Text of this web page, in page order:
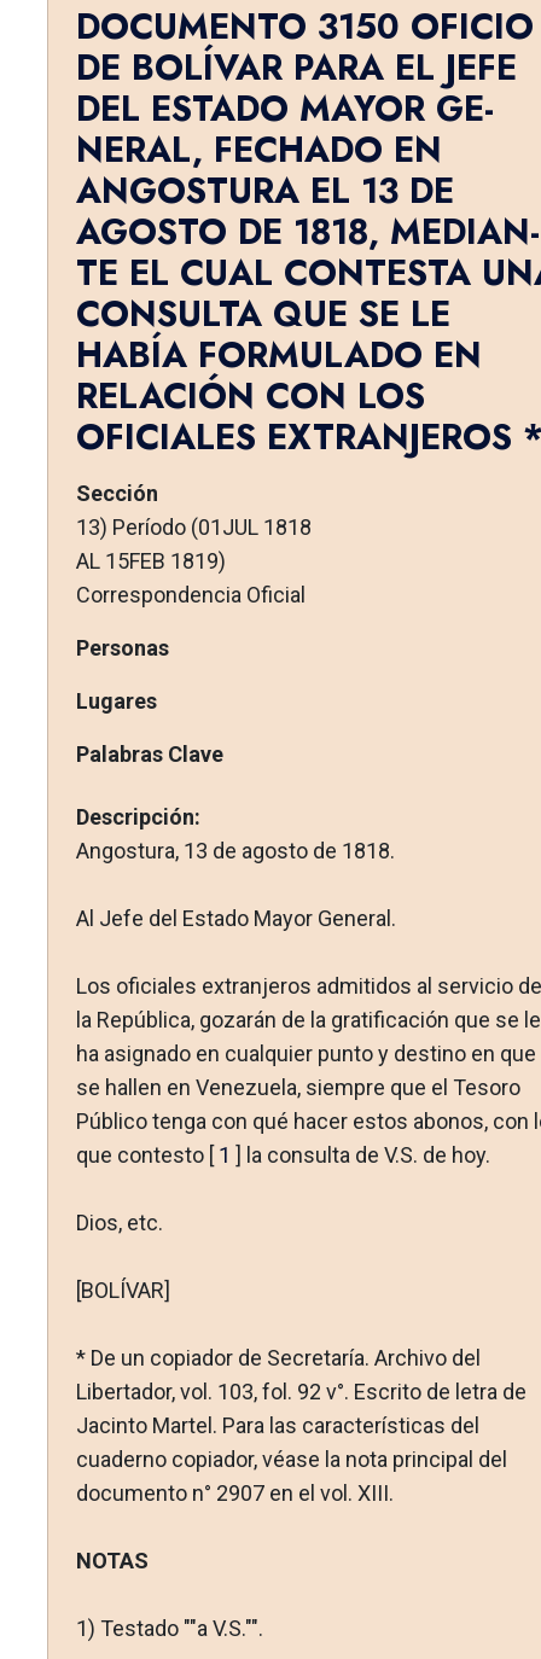
DOCUMENTO 3150 OFICIO
DE BOLÍVAR PARA EL JEFE
DEL ESTADO MAYOR GE­
NERAL, FECHADO EN
ANGOSTURA EL 13 DE
AGOSTO DE 1818, MEDIAN­
TE EL CUAL CONTESTA
CONSULTA QUE SE LE
HABÍA FORMULADO EN
RELACIÓN CON LOS
OFICIALES EXTRANJEROS
Sección
13) Período (01JUL 1818
AL 15FEB 1819)
Correspondencia Oficial
Personas
Lugares
Palabras Clave
Descripción:
Angostura, 13 de agosto de 1818.
Al Jefe del Estado Mayor General.
Los oficiales extranjeros admitidos al servicio de
la República, gozarán de la gratificación que se
ha asignado en cualquier punto y destino en que
se hallen en Venezuela, siempre que el Tesoro
Público tenga con qué hacer estos abonos, con
que contesto [ 1 ] la consulta de V.S. de hoy.
Dios, etc.
[BOLÍVAR]
* De un copiador de Secretaría. Archivo del
Libertador, vol. 103, fol. 92 v°. Escrito de letra de
Jacinto Martel. Para las carac­terísticas del
cuaderno copiador, véase la nota principal del
docu­mento n° 2907 en el vol. XIII.
NOTAS
1) Testado ""a V.S."".